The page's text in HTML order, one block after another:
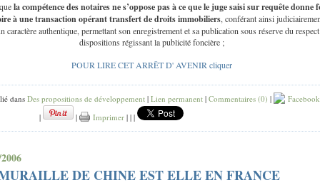
la compétence des notaires ne s’oppose pas à ce que le juge saisi sur requête donne
à une transaction opérant transfert de droits immobiliers, conférant ainsi
caractère authentique, permettant son enregistrement et sa publication sous réserve du
dispositions régissant la publicité foncière ;
POUR LIRE CET ARRËT D' AVENIR cliquer
dans Des propositions de développement | Lien permanent | Commentaires (0) |
Facebook
|
| Imprimer | | |
DE CHINE EST ELLE EN FRANCE